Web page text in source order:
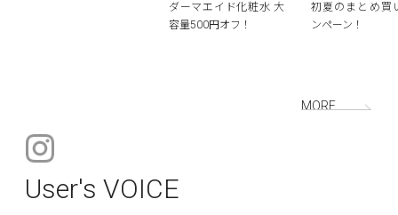
ダーマエイド化粧水 大
容量500円オフ！
初夏のまとめ買
ンペーン！
MORE
User's VOICE